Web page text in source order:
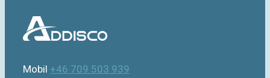
Mobil +46 709 503 939